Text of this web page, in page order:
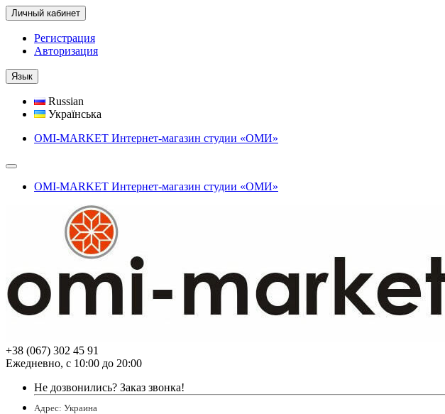
Личный кабинет
Регистрация
Авторизация
Язык
Russian
Українська
OMI-MARKET Интернет-магазин студии «ОМИ»
OMI-MARKET Интернет-магазин студии «ОМИ»
+38 (067) 302 45 91
Ежедневно, с 10:00 до 20:00
Не дозвонились? Заказ звонка!
Адрес: Украина